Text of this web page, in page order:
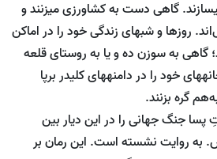
گاهی دست به کشاورزی می‏زنند و
روزها و شب‏های زندگی خود را در اماکن
گاهی به سوزن ده و یا به روستای قلعه
خود را در دامنه‏های کلیدر برپا
گره بزنند.
جنگ جهانی را در این دیار بین
۱۳۲۵ تا ۱۳۲۷ه‍.ش. به روایت نشسته است. این رمان بر